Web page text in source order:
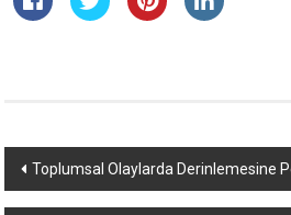
Yazı
dolaşımı
Toplumsal Olaylarda Derinlemesine